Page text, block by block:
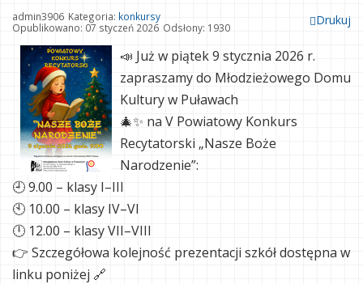
Drukuj
admin3906 Kategoria: konkursy
Opublikowano: 07 styczeń 2026 Odsłony: 1930
📣 Już w piątek9 stycznia 2026 r.
zapraszamy do Młodzieżowego Domu
Kultury w Puławach
🎄✨ na V Powiatowy Konkurs
Recytatorski „Nasze Boże
Narodzenie”:
🕘 9.00 – klasy I–III
🕙 10.00 – klasy IV–VI
🕛 12.00 – klasy VII–VIII
👉 Szczegółowa kolejność prezentacji szkół dostępna w
linku poniżej 🔗